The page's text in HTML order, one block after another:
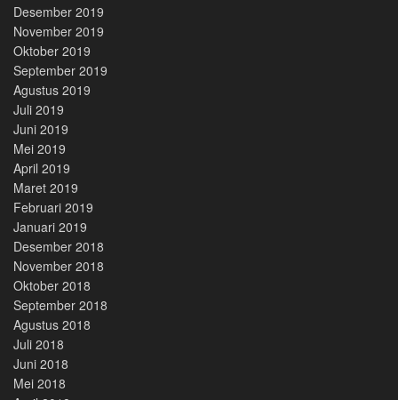
Desember 2019
November 2019
Oktober 2019
September 2019
Agustus 2019
Juli 2019
Juni 2019
Mei 2019
April 2019
Maret 2019
Februari 2019
Januari 2019
Desember 2018
November 2018
Oktober 2018
September 2018
Agustus 2018
Juli 2018
Juni 2018
Mei 2018